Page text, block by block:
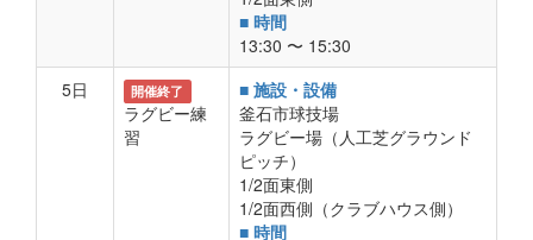
■ 時間
13:30 〜 15:30
5日
開催終了
ラグビー練
習
■ 施設・設備
釜石市球技場
ラグビー場（人工芝グラウンド
ピッチ）
1/2面東側
1/2面西側（クラブハウス側）
■ 時間